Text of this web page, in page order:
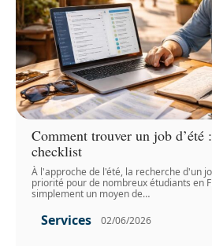
Comment trouver un job d’été
checklist
À l'approche de l'été, la recherche d'un
priorité pour de nombreux étudiants en
simplement un moyen de…
Services 02/06/2026